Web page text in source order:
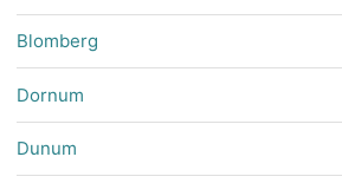
Blomberg
Dornum
Dunum